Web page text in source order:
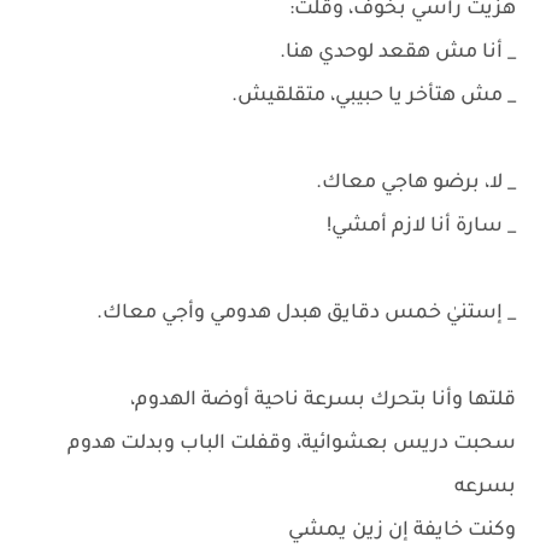
هزيت رأسي بخوف، وقلت:
_ أنا مش هقعد لوحدي هنا.
_ مش هتأخر يا حبيبي، متقلقيش.
_ لا، برضو هاجي معاك.
_ سارة أنا لازم أمشي!
_ إستنيٰ خمس دقايق هبدل هدومي وأجي معاك.
قلتها وأنا بتحرك بسرعة ناحية أوضة الهدوم،
سحبت دريس بعشوائية، وقفلت الباب وبدلت هدوم
بسرعه
وكنت خايفة إن زين يمشي